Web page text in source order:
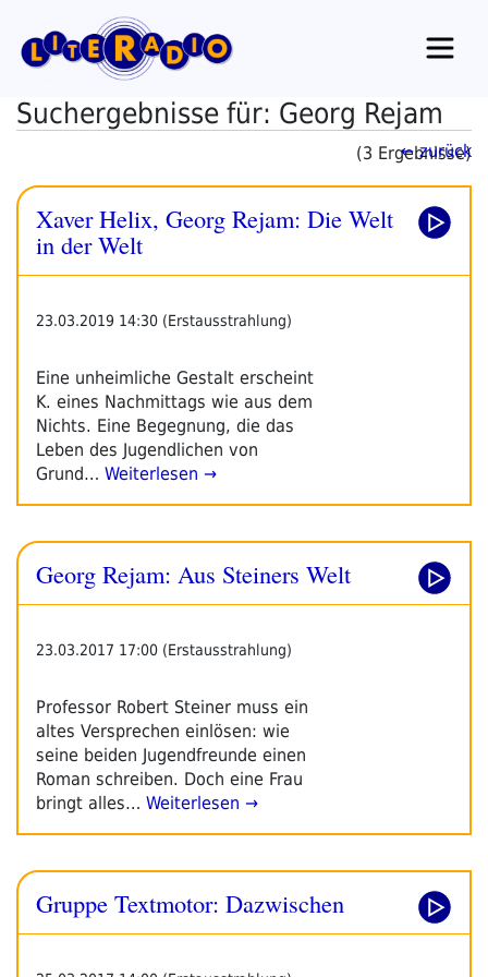
Inhalt
springen
Suchergebnisse für: Georg Rejam
(3 Ergebnisse)
← zurück
Xaver Helix, Georg Rejam: Die Welt
in der Welt
23.03.2019 14:30 (Erstausstrahlung)
Eine unheimliche Gestalt erscheint
K. eines Nachmittags wie aus dem
Nichts. Eine Begegnung, die das
Leben des Jugendlichen von
Grund… Weiterlesen →
Georg Rejam: Aus Steiners Welt
23.03.2017 17:00 (Erstausstrahlung)
Professor Robert Steiner muss ein
altes Versprechen einlösen: wie
seine beiden Jugendfreunde einen
Roman schreiben. Doch eine Frau
bringt alles… Weiterlesen →
Gruppe Textmotor: Dazwischen